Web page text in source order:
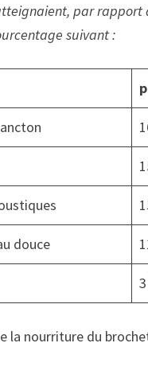
par rapport
suivant :
douce
la nourriture du